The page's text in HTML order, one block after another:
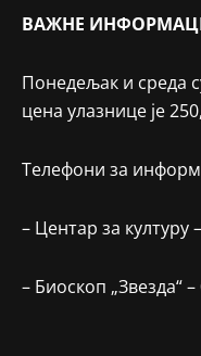
ВАЖНЕ
Понедељак и среда
цена улазнице је
Телефони за
– Центар за културу
– Биоскоп „Звезда“